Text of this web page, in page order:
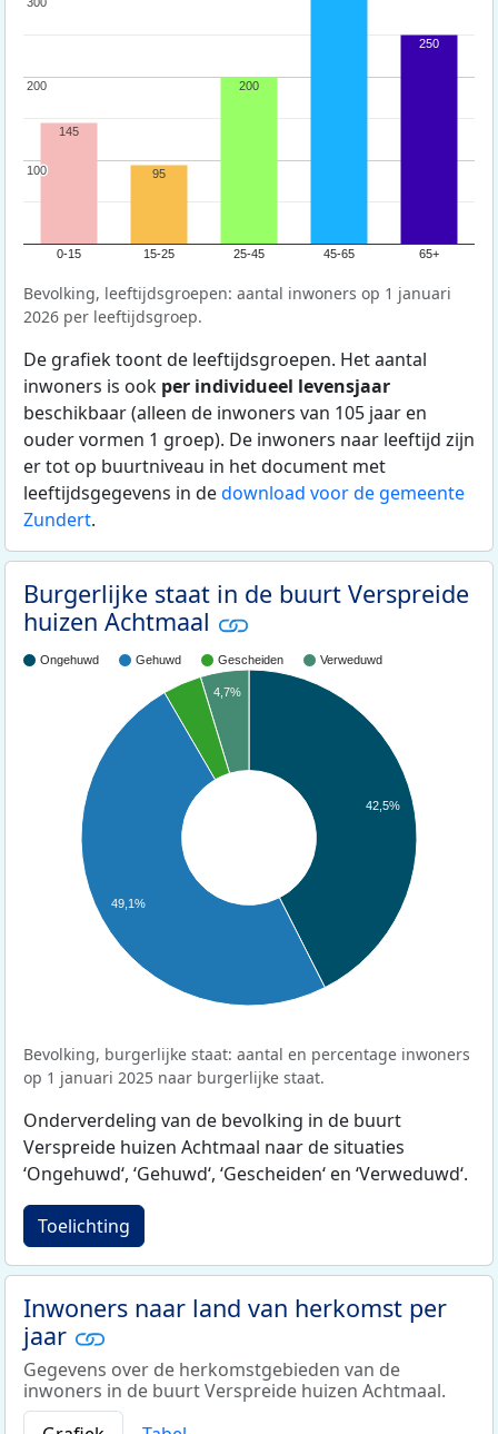
0-15 15-25 25-45 45-65 65+
100
100
200
200
145
95
200
250
Bevolking, leeftijdsgroepen: aantal inwoners op 1 januari
2026 per leeftijdsgroep.
De grafiek toont de leeftijdsgroepen. Het aantal
inwoners is ook per individueel levensjaar
beschikbaar (alleen de inwoners van 105 jaar en
ouder vormen 1 groep). De inwoners naar leeftijd zijn
er tot op buurtniveau in het document met
leeftijdsgegevens in dedownload voor de gemeente
Zundert.
Burgerlijke staat in de buurt Verspreide
huizen Achtmaal
Ongehuwd Gehuwd Gescheiden Verweduwd
42,5%
4,7%
49,1%
Bevolking, burgerlijke staat: aantal en percentage inwoners
op 1 januari 2025 naar burgerlijke staat.
Onderverdeling van de bevolking in de buurt
Verspreide huizen Achtmaal naar de situaties
‘Ongehuwd‘, ‘Gehuwd‘, ‘Gescheiden‘ en ‘Verweduwd‘.
Toelichting
Inwoners naar land van herkomst per
jaar
Gegevens over de herkomstgebieden van de
inwoners in de buurt Verspreide huizen Achtmaal.